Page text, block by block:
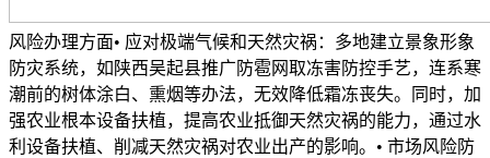
风险办理方面• 应对极端气候和天然灾祸：多地建立景象形象
防灾系统，如陕西吴起县推广防雹网取冻害防控手艺，连系寒
潮前的树体涂白、熏烟等办法，无效降低霜冻丧失。同时，加
强农业根本设备扶植，提高农业抵御天然灾祸的能力，通过水
利设备扶植、削减天然灾祸对农业出产的影响。• 市场风险防